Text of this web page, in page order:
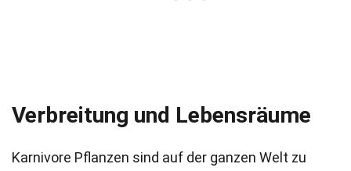
Verbreitung und Lebensräume
Karnivore Pflanzen sind auf der ganzen Welt zu